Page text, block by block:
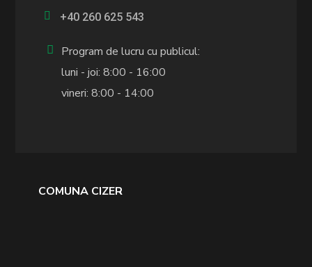
+40 260 625 543
Program de lucru cu publicul:
luni - joi: 8:00 - 16:00
vineri: 8:00 - 14:00
COMUNA CIZER